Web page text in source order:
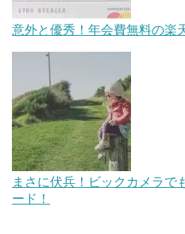
意外と優秀！年会費無料の楽
まさに伏兵！ビックカメラで
ード！